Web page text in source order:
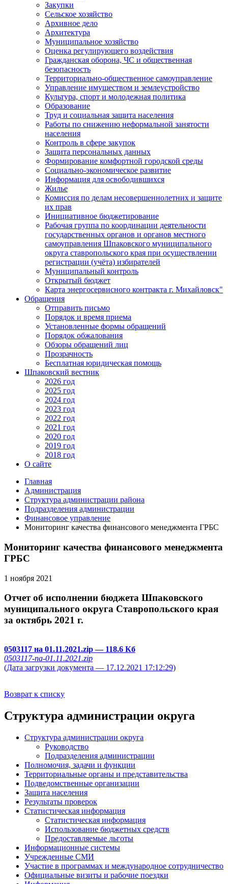
Закупки
Сельское хозяйство
Архивное дело
Архитектура
Муниципальное хозяйство
Оценка регулирующего воздействия
Гражданская оборона, ЧС и общественная
безопасность
Территориально-общественное самоуправление
Управление имуществом и землеустройство
Культура, спорт и молодежная политика
Образование
Труд и социальная защита населения
Работы по снижению неформальной занятости
населения
Контроль в сфере закупок
Защита персональных данных
Формирование комфортной городской среды
Социально-экономическое развитие
Информация для освободившихся
Жилье
Комиссия по делам несовершеннолетних и защите
их прав
Инициативное бюджетирование
Рабочая группа по координации деятельности
государственных органов и органов местного
самоуправления Шпаковского муниципального
округа ставропольского края при осуществлении
регистрации (учёта) избирателей
Муниципальный контроль
Открытый бюджет
Карта энергосервисного контракта г. Михайловск"
Обращения
Отправить письмо
Порядок и время приема
Установленные формы обращений
Порядок обжалования
Обзоры обращений лиц
Прозрачность
Бесплатная юридическая помощь
Шпаковский вестник
2026 год
2025 год
2024 год
2023 год
2022 год
2021 год
2020 год
2019 год
2018 год
О сайте
Главная
Администрация
Структура администрации района
Подразделения администрации
Финансовое управление
Мониторинг качества финансового менеджмента ГРБС
Мониторинг качества финансового менеджмента
ГРБС
1 ноября 2021
Отчет об исполнении бюджета Шпаковского
муниципального округа Ставропольского края
за октябрь 2021 г.
0503117 на 01.11.2021.zip— 118.6 Кб
0503117-na-01.11.2021.zip
(Дата загрузки документа — 17.12.2021 17:12:29)
Возврат к списку
Структура администрации округа
Структура администрации округа
Руководство
Подразделения администрации
Полномочия, задачи и функции
Территориальные органы и представительства
Подведомственные организации
Защита населения
Результаты проверок
Статистическая информация
Статистическая информация
Использование бюджетных средств
Предоставляемые льготы
Информационные системы
Учрежденные СМИ
Участие в программах и международное сотрудничество
Официальные визиты и рабочие поездки